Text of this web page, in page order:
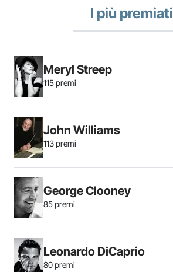
I più premiati
Meryl Streep
115 premi
John Williams
113 premi
George Clooney
85 premi
Leonardo DiCaprio
80 premi